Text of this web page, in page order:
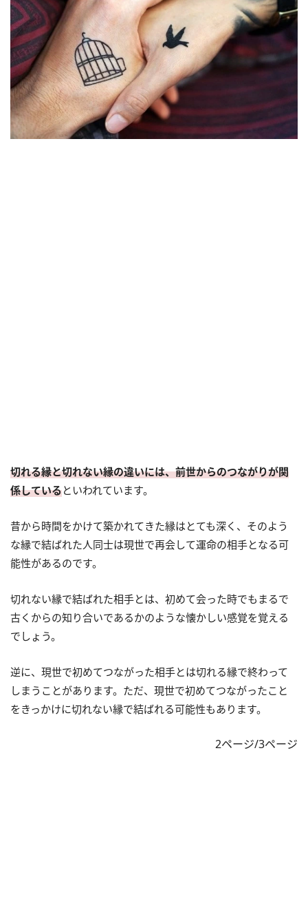
切れる縁と切れない縁の違いには、前世からのつながりが関
係しているといわれています。
昔から時間をかけて築かれてきた縁はとても深く、そのよう
な縁で結ばれた人同士は現世で再会して運命の相手となる可
能性があるのです。
切れない縁で結ばれた相手とは、初めて会った時でもまるで
古くからの知り合いであるかのような懐かしい感覚を覚える
でしょう。
逆に、現世で初めてつながった相手とは切れる縁で終わって
しまうことがあります。ただ、現世で初めてつながったこと
をきっかけに切れない縁で結ばれる可能性もあります。
2ページ/3ページ